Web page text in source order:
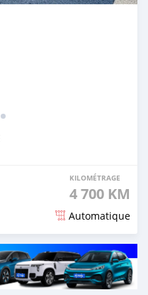
KILOMÉTRAGE
4 700 KM
Automatique